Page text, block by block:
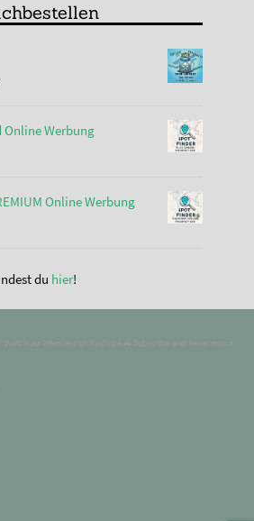
Online Werbung
Online Werbung
du hier!